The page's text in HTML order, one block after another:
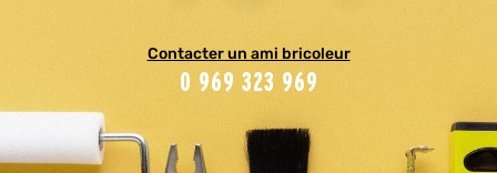
Contacter un ami bricoleur
0 969 323 969